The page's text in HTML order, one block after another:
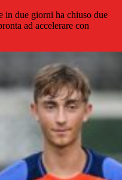
in due giorni ha chiuso due
ad accelerare con